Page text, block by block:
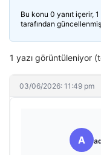
Bu konu 0 yanıt içerir,
tarafından
1 yazı görüntüleniyor
03/06/2026: 11:49 pm
A